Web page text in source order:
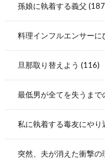
孫娘に執着する義父
料理インフルエンサー
旦那取り替えよう (116)
最低男が全てを失うまで
私に執着する毒友にやり
突然、夫が消えた衝撃の